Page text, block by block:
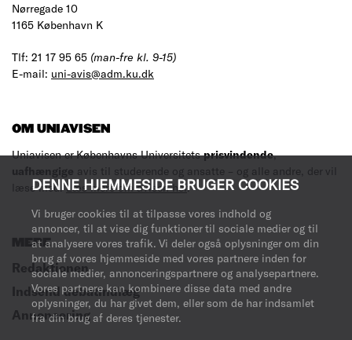
DENNE HJEMMESIDE BRUGER COOKIES
Vi bruger cookies til at tilpasse vores indhold og
annoncer, til at vise dig funktioner til sociale medier og til
at analysere vores trafik. Vi deler også oplysninger om din
brug af vores hjemmeside med vores partnere inden for
sociale medier, annonceringspartnere og analysepartnere.
Vores partnere kan kombinere disse data med andre
oplysninger, du har givet dem, eller som de har indsamlet
fra din brug af deres tjenester.
Nørregade 10
1165 København K
Tlf: 21 17 95 65 (man-fre kl. 9-15)
E-mail: uni-avis@adm.ku.dk
OM UNIAVISEN
Uniavisen er Københavns Universitetsprisvindende,
uafhængige avis til studerende og ansatte – og alle andre, der vil
læse med.Læs mere om avisen her.
MERE
Redaktionen
Indsend debatindlæg
Annoncering